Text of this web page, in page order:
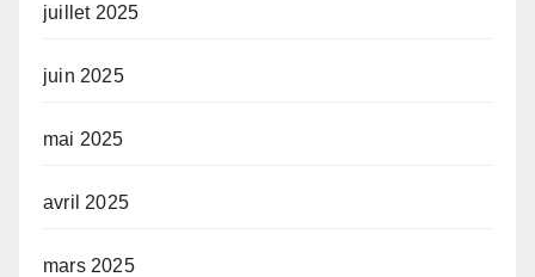
juillet 2025
juin 2025
mai 2025
avril 2025
mars 2025